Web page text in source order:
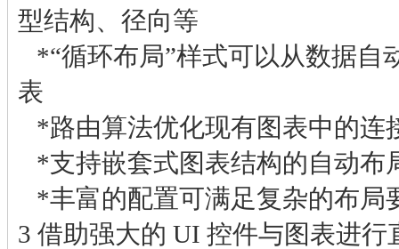
型结构、径向等
*“循环布局”样式可以从数据自
表
*路由算法优化现有图表中的连
*支持嵌套式图表结构的自动布
*丰富的配置可满足复杂的布局
3 借助强大的 UI 控件与图表进行